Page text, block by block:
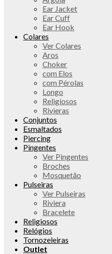
Ear Jacket
Ear Cuff
Ear Hook
Colares
Ver Colares
Aros
Choker
com Elos
com Pérolas
Longo
Religiosos
Rivieras
Conjuntos
Esmaltados
Piercing
Pingentes
Ver Pingentes
Broches
Mosquetão
Pulseiras
Ver Pulseiras
Riviera
Bracelete
Religiosos
Relógios
Tornozeleiras
Outlet